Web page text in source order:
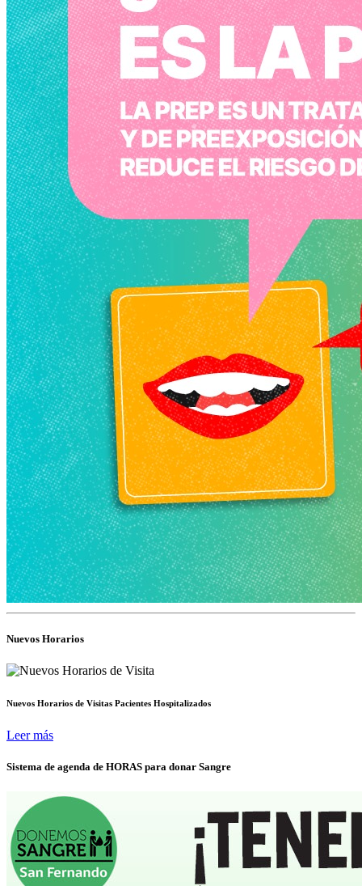
Nuevos Horarios
Nuevos Horarios de Visitas Pacientes Hospitalizados
Leer más
Sistema de agenda de HORAS para donar Sangre